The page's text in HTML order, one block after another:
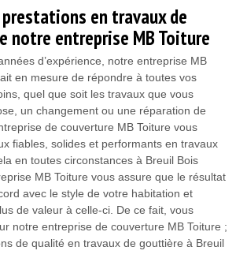
en travaux de
notre entreprise MB Toiture
d’expérience, notre entreprise MB
en mesure de répondre à toutes vos
quel que soit les travaux que vous
un changement ou une réparation de
de couverture MB Toiture vous
fiables, solides et performants en travaux
en toutes circonstances à Breuil Bois
MB Toiture vous assure que le résultat
avec le style de votre habitation et
de valeur à celle-ci. De ce fait, vous
notre entreprise de couverture MB Toiture ;
de qualité en travaux de gouttière à Breuil